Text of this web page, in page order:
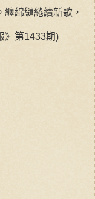
綿繾綣續新歌，
》第1433期)